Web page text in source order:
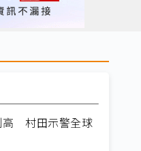
高 村田示警全球